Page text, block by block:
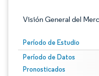
Visión General del
Período de Estudio
Período de Datos
Pronosticados